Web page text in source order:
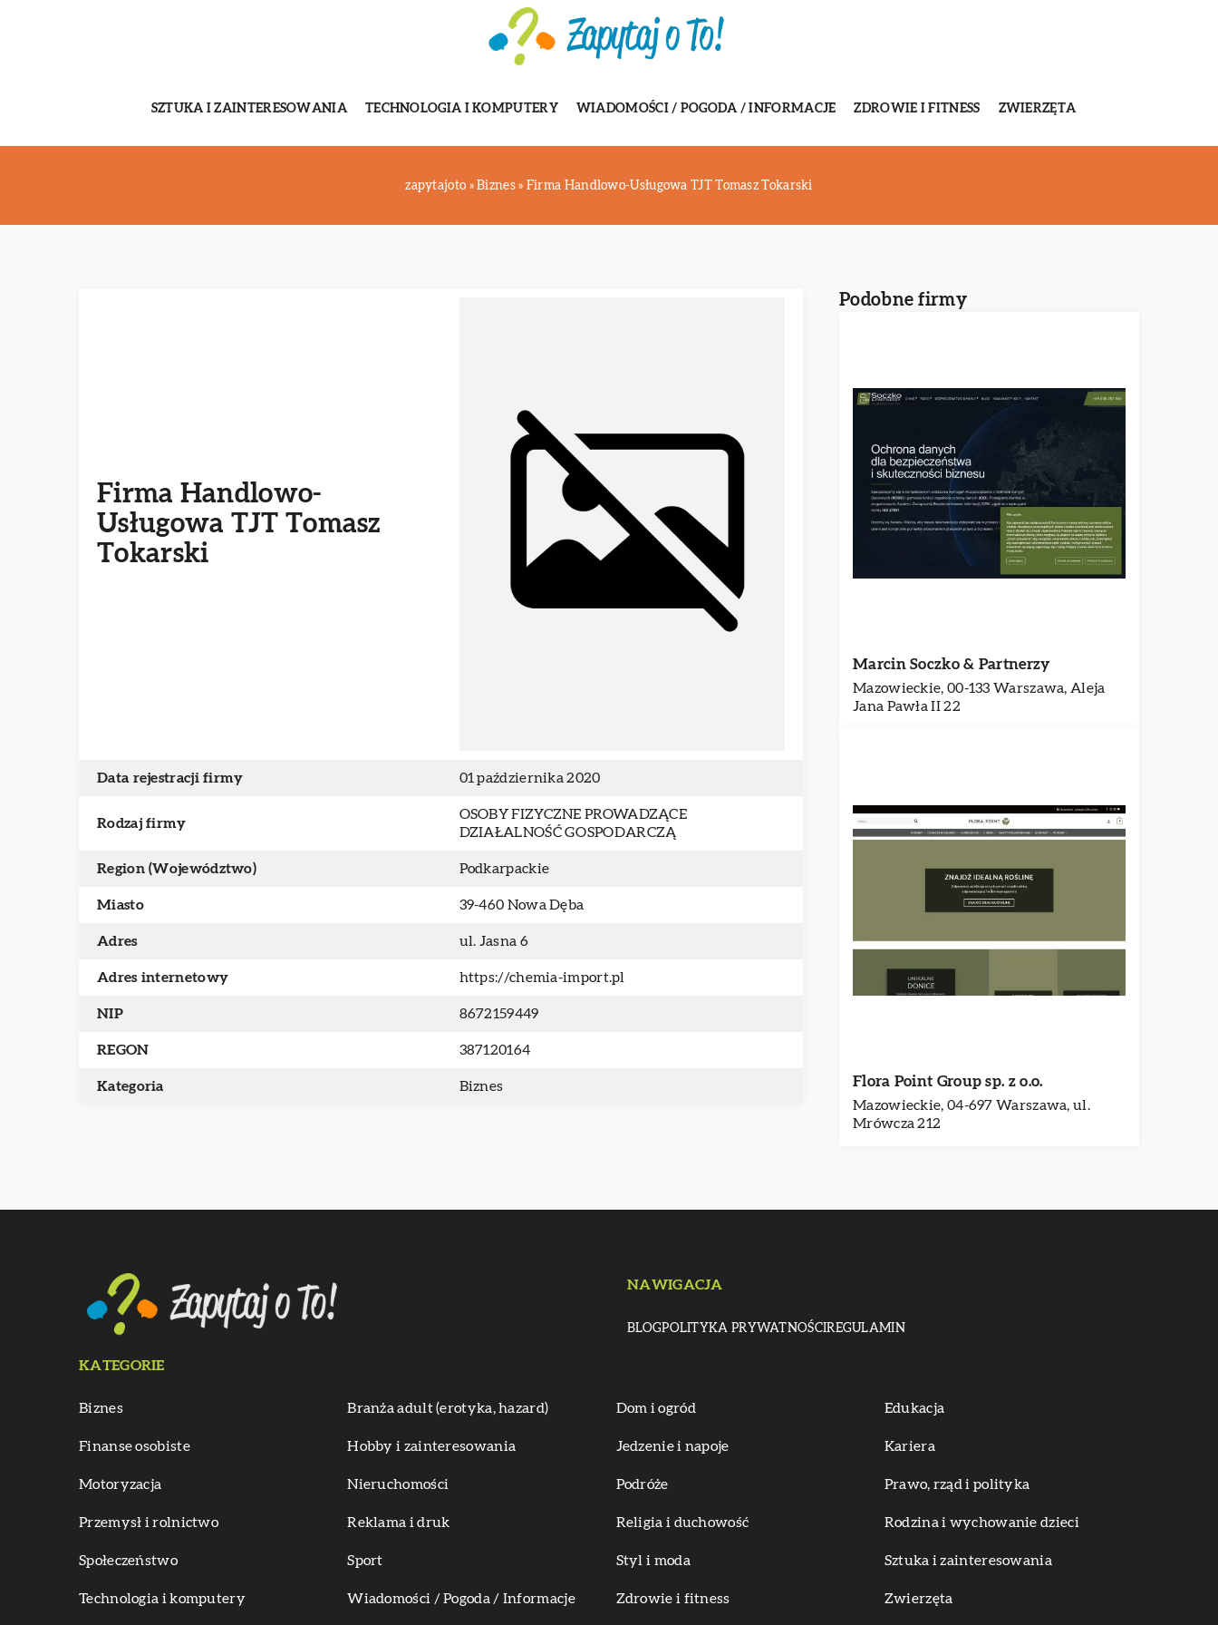
SZTUKA I ZAINTERESOWANIA TECHNOLOGIA I KOMPUTERY WIADOMOŚCI / POGODA / INFORMACJE ZDROWIE I FITNESS ZWIERZĘTA
zapytajoto »Biznes» Firma Handlowo-Usługowa TJT Tomasz Tokarski
Firma Handlowo-
Usługowa TJT Tomasz
Tokarski
Data rejestracji firmy 01 października 2020
Rodzaj firmy
OSOBY FIZYCZNE PROWADZĄCE
DZIAŁALNOŚĆ GOSPODARCZĄ
Region (Województwo) Podkarpackie
Miasto 39-460 Nowa Dęba
Adres ul. Jasna 6
Adres internetowy https://chemia-import.pl
NIP 8672159449
REGON 387120164
Kategoria Biznes
Podobne firmy
Marcin Soczko & Partnerzy
Mazowieckie, 00-133 Warszawa, Aleja
Jana Pawła II 22
Flora Point Group sp. z o.o.
Mazowieckie, 04-697 Warszawa, ul.
Mrówcza 212
NAWIGACJA
BLOGPOLITYKA PRYWATNOŚCIREGULAMIN
KATEGORIE
Biznes Branża adult (erotyka, hazard) Dom i ogród Edukacja
Finanse osobiste Hobby i zainteresowania Jedzenie i napoje Kariera
Motoryzacja Nieruchomości Podróże Prawo, rząd i polityka
Przemysł i rolnictwo Reklama i druk Religia i duchowość Rodzina i wychowanie dzieci
Społeczeństwo Sport Styl i moda Sztuka i zainteresowania
Technologia i komputery Wiadomości / Pogoda / Informacje Zdrowie i fitness Zwierzęta